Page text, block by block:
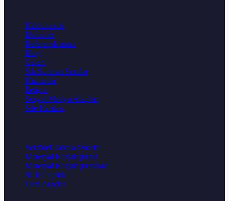
Hakkımızda
Ekibimiz
Referanslarımız
Blog
Galeri
Sık Sorulan Sorular
Hizmetler
İletişim
Sosyal Medya Araçları
Site Haritası
Sektörel Tabela Önerici
Materyal Karşılaştırma
Materyal Karşılaştırmaları
81 İl Lojistik
Tüm Araçlar